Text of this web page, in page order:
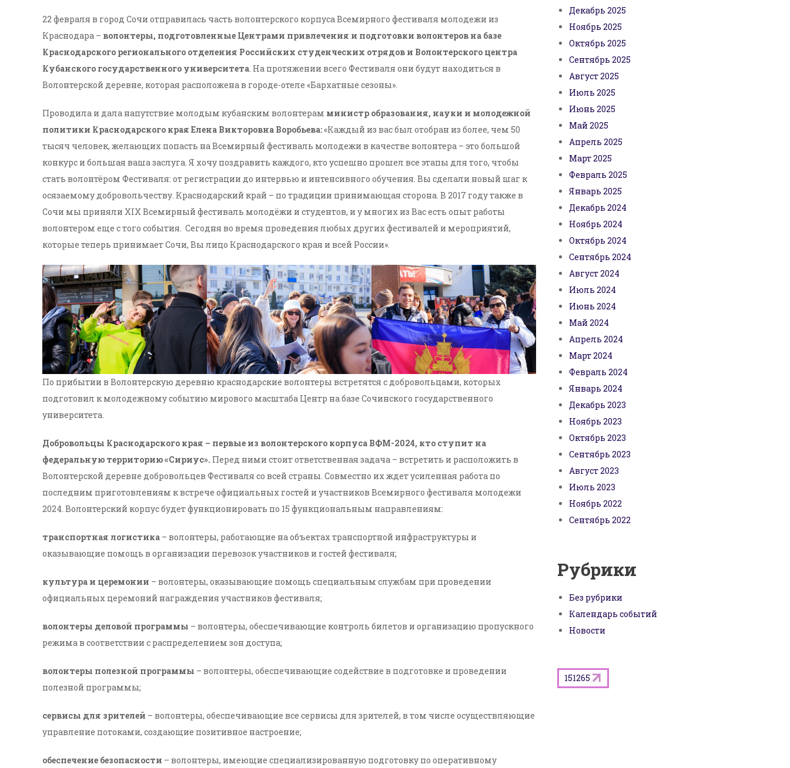
22 февраля в город Сочи отправилась часть волонтерского корпуса Всемирного фестиваля молодежи из
Краснодара – волонтеры, подготовленные Центрами привлечения и подготовки волонтеров на базе
Краснодарского регионального отделения Российских студенческих отрядов и Волонтерского центра
Кубанского государственного университета . На протяжении всего Фестиваля они будут находиться в
Волонтерской деревне, которая расположена в городе-отеле «Бархатные сезоны».
Проводила и дала напутствие молодым кубанским волонтерам министр образования, науки и молодежной
политики Краснодарского края Елена Викторовна Воробьева:«Каждый из вас был отобран из более, чем 50
тысяч человек, желающих попасть на Всемирный фестиваль молодежи в качестве волонтера – это большой
конкурс и большая ваша заслуга. Я хочу поздравить каждого, кто успешно прошел все этапы для того, чтобы
стать волонтёром Фестиваля: от регистрации до интервью и интенсивного обучения. Вы сделали новый шаг к
осязаемому добровольчеству. Краснодарский край – по традиции принимающая сторона. В 2017 году также в
Сочи мы приняли XIX Всемирный фестиваль молодёжи и студентов, и у многих из Вас есть опыт работы
волонтером еще с того события. Сегодня во время проведения любых других фестивалей и мероприятий,
которые теперь принимает Сочи, Вы лицо Краснодарского края и всей России».
По прибытии в Волонтерскую деревню краснодарские волонтеры встретятся с добровольцами, которых
подготовил к молодежному событию мирового масштаба Центр на базе Сочинского государственного
университета.
Добровольцы Краснодарского края – первые из волонтерского корпуса ВФМ-2024, кто ступит на
федеральную территорию «Сириус». Перед ними стоит ответственная задача – встретить и расположить в
Волонтерской деревне добровольцев Фестиваля со всей страны. Совместно их ждет усиленная работа по
последним приготовлениям к встрече официальных гостей и участников Всемирного фестиваля молодежи
2024. Волонтерский корпус будет функционировать по 15 функциональным направлениям:
транспортная логистика – волонтеры, работающие на объектах транспортной инфраструктуры и
оказывающие помощь в организации перевозок участников и гостей фестиваля;
культура и церемонии – волонтеры, оказывающие помощь специальным службам при проведении
официальных церемоний награждения участников фестиваля;
волонтеры деловой программы – волонтеры, обеспечивающие контроль билетов и организацию пропускного
режима в соответствии с распределением зон доступа;
волонтеры полезной программы – волонтеры, обеспечивающие содействие в подготовке и проведении
полезной программы;
сервисы для зрителей – волонтеры, обеспечивающие все сервисы для зрителей, в том числе осуществляющие
управление потоками, создающие позитивное настроение;
обеспечение безопасности – волонтеры, имеющие специализированную подготовку по оперативному
Декабрь 2025
Ноябрь 2025
Октябрь 2025
Сентябрь 2025
Август 2025
Июль 2025
Июнь 2025
Май 2025
Апрель 2025
Март 2025
Февраль 2025
Январь 2025
Декабрь 2024
Ноябрь 2024
Октябрь 2024
Сентябрь 2024
Август 2024
Июль 2024
Июнь 2024
Май 2024
Апрель 2024
Март 2024
Февраль 2024
Январь 2024
Декабрь 2023
Ноябрь 2023
Октябрь 2023
Сентябрь 2023
Август 2023
Июль 2023
Ноябрь 2022
Сентябрь 2022
Рубрики
Без рубрики
Календарь событий
Новости
151265